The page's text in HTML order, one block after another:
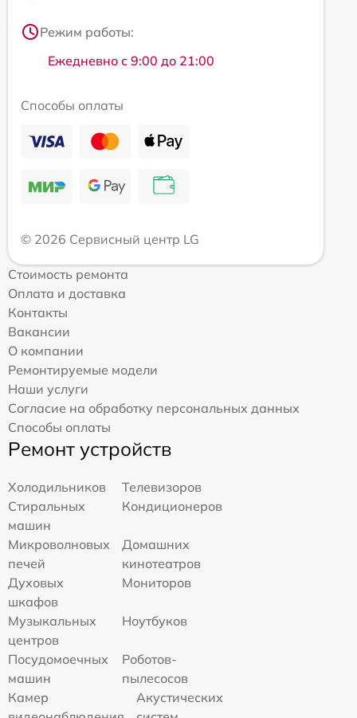
Режим работы:
Ежедневно с 9:00 до 21:00
Способы оплаты
© 2026 Сервисный центр LG
Стоимость ремонта
Оплата и доставка
Контакты
Вакансии
О компании
Ремонтируемые модели
Наши услуги
Согласие на обработку персональных данных
Способы оплаты
Ремонт устройств
Холодильников
Телевизоров
Стиральных
машин
Кондиционеров
Микроволновых
печей
Домашних
кинотеатров
Духовых
шкафов
Мониторов
Музыкальных
центров
Ноутбуков
Посудомоечных
машин
Роботов-
пылесосов
Камер
Акустических